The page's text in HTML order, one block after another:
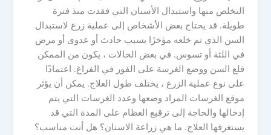
التخلص منها واستبدال الأسنان التي فقدت منذ فترة
طويلة. قد يحتاج بعض الأشخاص إلى عملية زرع لاستبدال
السن الذي تم خلعه مؤخرًا بسبب حادث أو عدوى أو مرض
في اللثة أو تسوس. في بعض الحالات ، يكون من الممكن
قلع السن ووضع الغرسة على الفور في الفراغ. اعتمادًا
على نوع عملية الزرع ، يختلف طول العلاج. يمكن أن يؤثر
موقع الغرسات المراد وضعها وعدد الغرسات التي يتم
إدخالها والحاجة إلى ترقيع العظام على المدة التي قد
يستغرقها العلاج. ما هي زراعة الاسنان؟ هل أنت مناسب؟